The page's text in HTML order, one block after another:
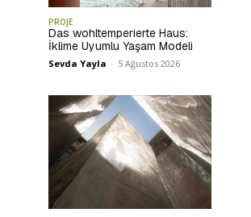
PROJE
Das wohltemperierte Haus:
İklime Uyumlu Yaşam Modeli
Sevda Yayla - 5 Ağustos 2026